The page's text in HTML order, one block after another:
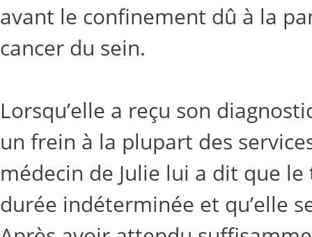
avant le confinement dû à la
cancer du sein.
Lorsqu’elle a reçu son
un frein à la plupart des
médecin de Julie lui a dit que
durée indéterminée et qu’elle